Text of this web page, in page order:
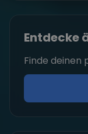
Entdecke
Finde deinen